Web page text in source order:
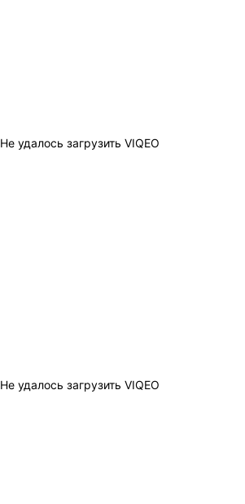
Не удалось загрузить VIQEO
Не удалось загрузить VIQEO